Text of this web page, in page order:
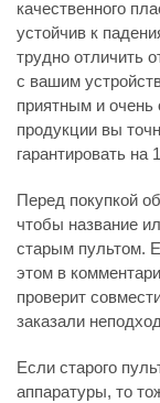
качественного
устойчив к
трудно отличить
с вашим
приятным и
продукции вы
гарантировать на
Перед покупкой
чтобы название
старым пультом.
этом в
проверит
заказали
Если старого
аппаратуры, то